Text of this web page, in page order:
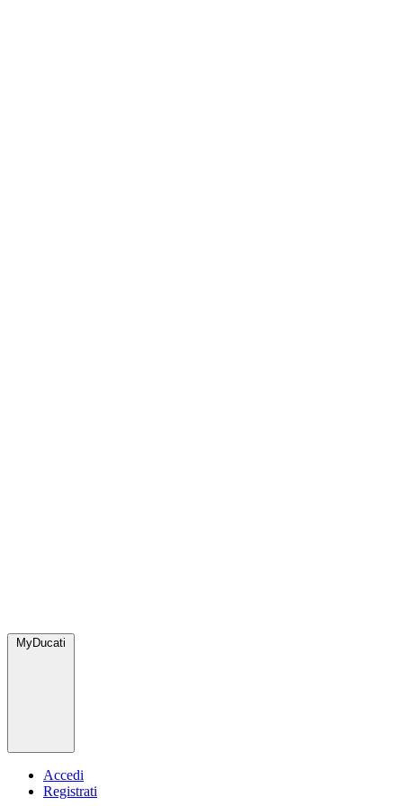
MyDucati
Accedi
Registrati